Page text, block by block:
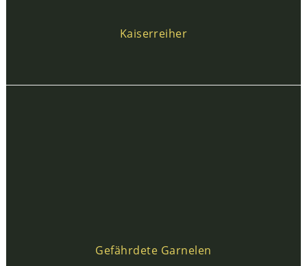
Kaiserreiher
Gefährdete Garnelen